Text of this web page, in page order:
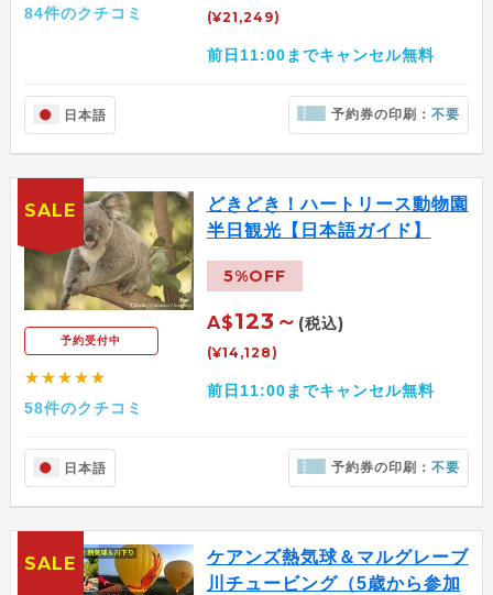
84件のクチコミ
(¥21,249)
前日11:00までキャンセル無料
日本語 予約券の印刷：不要
予約受付中
★★★★★
58件のクチコミ
どきどき！ハートリース動物園
半日観光【日本語ガイド】
5%OFF
A$123～ (税込)
(¥14,128)
前日11:00までキャンセル無料
日本語 予約券の印刷：不要
SALE
ケアンズ熱気球＆マルグレーブ
川チュービング（5歳から参加
SALE